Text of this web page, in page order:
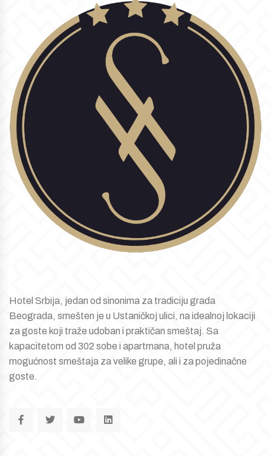
Hotel Srbija, jedan od sinonima za tradiciju grada
Beograda, smešten je u Ustaničkoj ulici, na idealnoj lokaciji
za goste koji traže udoban i praktičan smeštaj. Sa
kapacitetom od 302 sobe i apartmana, hotel pruža
mogućnost smeštaja za velike grupe, ali i za pojedinačne
goste.